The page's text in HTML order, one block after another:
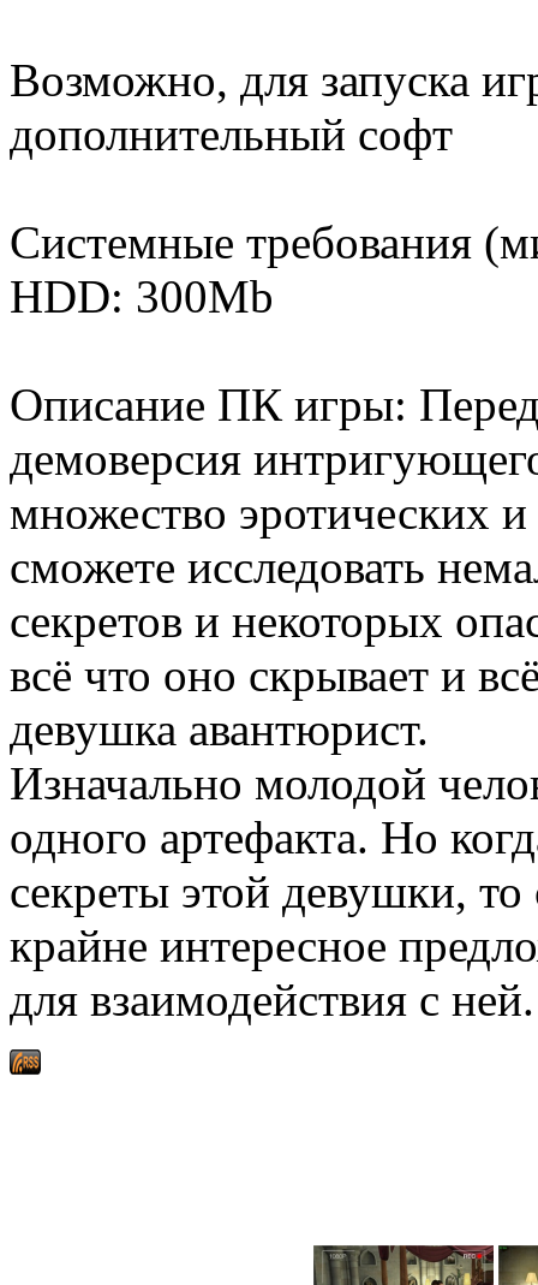
Возможно, для запуска
дополнительный софт
Системные требования
HDD: 300Mb
Описание ПК игры:
демоверсия
множество эротических
сможете исследовать
секретов и некоторых
всё что оно скрывает и
девушка авантюрист.
Изначально молодой
одного артефакта. Но
секреты этой девушки,
крайне интересное
для взаимодействия с